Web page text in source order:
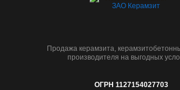
Продажа керамзита,
производителя на выгодных
ОГРН 1127154027703